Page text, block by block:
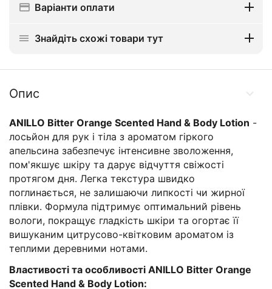
Варіанти оплати
Знайдіть схожі товари тут
Опис
ANILLO Bitter Orange Scented Hand & Body Lotion -
лосьйон для рук і тіла з ароматом гіркого
апельсина забезпечує інтенсивне зволоження,
пом'якшує шкіру та дарує відчуття свіжості
протягом дня. Легка текстура швидко
поглинається, не залишаючи липкості чи жирної
плівки. Формула підтримує оптимальний рівень
вологи, покращує гладкість шкіри та огортає її
вишуканим цитрусово-квітковим ароматом із
теплими деревними нотами.
Властивості та особливості ANILLO Bitter Orange
Scented Hand & Body Lotion: